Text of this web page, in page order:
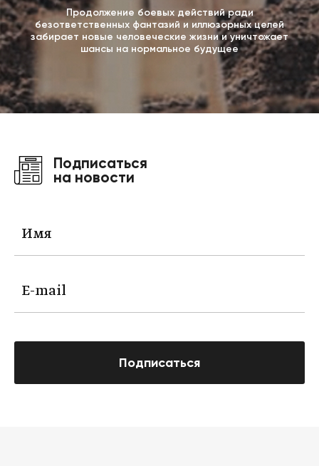
Продолжение боевых действий ради
безответственных фантазий и иллюзорных целей
забирает новые человеческие жизни и уничтожает
шансы на нормальное будущее
Подписаться
на новости
Подписаться